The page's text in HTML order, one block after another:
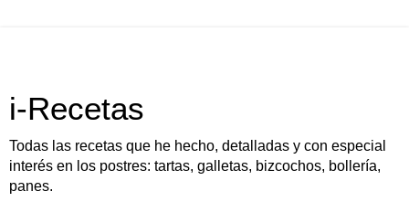
i-Recetas
Todas las recetas que he hecho, detalladas y con especial
interés en los postres: tartas, galletas, bizcochos, bollería,
panes.